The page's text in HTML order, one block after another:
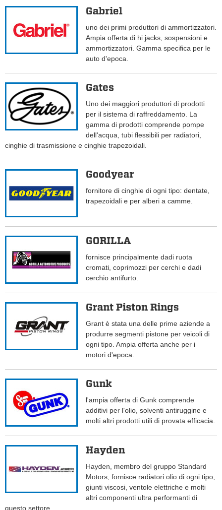
Gabriel
uno dei primi produttori di ammortizzatori.
Ampia offerta di hi jacks, sospensioni e
ammortizzatori. Gamma specifica per le
auto d'epoca.
Gates
Uno dei maggiori produttori di prodotti
per il sistema di raffreddamento. La
gamma di prodotti comprende pompe
dell'acqua, tubi flessibili per radiatori,
cinghie di trasmissione e cinghie trapezoidali.
Goodyear
fornitore di cinghie di ogni tipo: dentate,
trapezoidali e per alberi a camme.
GORILLA
fornisce principalmente dadi ruota
cromati, coprimozzi per cerchi e dadi
cerchio antifurto.
Grant Piston Rings
Grant è stata una delle prime aziende a
produrre segmenti pistone per veicoli di
ogni tipo. Ampia offerta anche per i
motori d'epoca.
Gunk
l'ampia offerta di Gunk comprende
additivi per l'olio, solventi antiruggine e
molti altri prodotti utili di provata efficacia.
Hayden
Hayden, membro del gruppo Standard
Motors, fornisce radiatori olio di ogni tipo,
giunti viscosi, ventole elettriche e molti
altri componenti ultra performanti di
questo settore.